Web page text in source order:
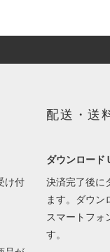
け付
配送・送
ダウンロード
決済完了後に
ます。ダウン
スマートフォ
す。